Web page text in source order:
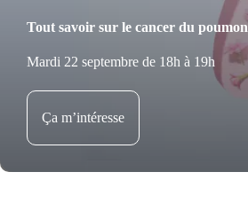
Tout savoir sur le cancer du poumon
Mardi 22 septembre de 18h à 19h
Ça m’intéresse